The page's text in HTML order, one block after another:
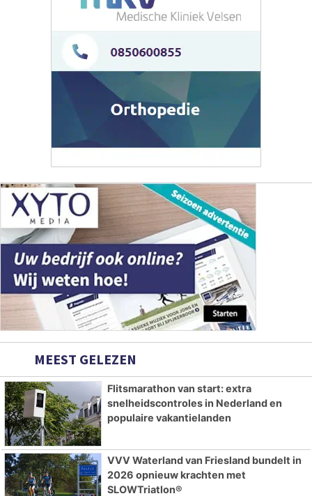
MEEST GELEZEN
Flitsmarathon van start: extra
snelheidscontroles in Nederland en
populaire vakantielanden
VVV Waterland van Friesland bundelt in
2026 opnieuw krachten met
SLOWTriatlon®